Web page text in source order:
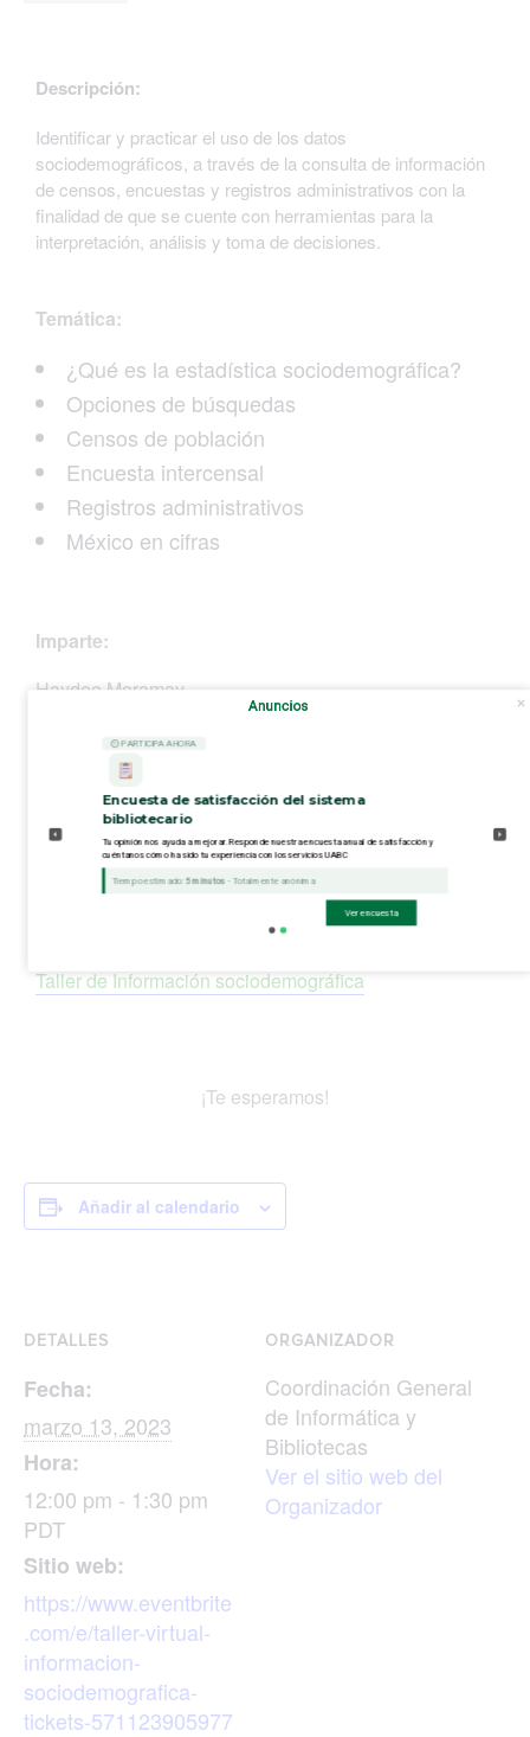
Descripción:
Identificar y practicar el uso de los datos
sociodemográficos, a través de la consulta de información
de censos, encuestas y registros administrativos con la
finalidad de que se cuente con herramientas para la
interpretación, análisis y toma de decisiones.
Temática:
¿Qué es la estadística sociodemográfica?
Opciones de búsquedas
Censos de población
Encuesta intercensal
Registros administrativos
México en cifras
Imparte:
Haydee Moramay
Plataforma:
Zoom
Taller de Información sociodemográfica
¡Te esperamos!
Añadir al calendario
DETALLES
Fecha:
marzo 13, 2023
Hora:
12:00 pm - 1:30 pm
PDT
Sitio web:
https://www.eventbrite
.com/e/taller-virtual-
informacion-
sociodemografica-
tickets-571123905977
ORGANIZADOR
Coordinación General
de Informática y
Bibliotecas
Ver el sitio web del
Organizador
Anuncios
⏲ PARTICIPA AHORA
Encuesta de satisfacción del sistema
bibliotecario
Tu opinión nos ayuda a mejorar. Responde nuestra encuesta anual de satisfacción y
cuéntanos cómo ha sido tu experiencia con los servicios UABC
Tiempo estimado:5 minutos - Totalmente anónima
Ver encuesta